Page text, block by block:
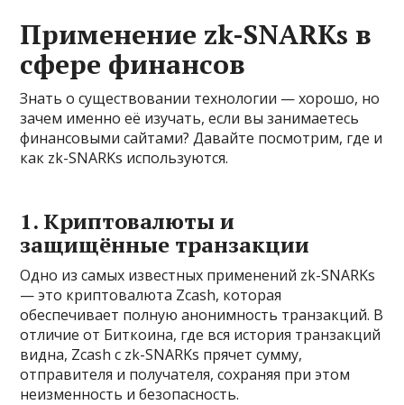
Применение zk-SNARKs в
сфере финансов
Знать о существовании технологии — хорошо, но
зачем именно её изучать, если вы занимаетесь
финансовыми сайтами? Давайте посмотрим, где и
как zk-SNARKs используются.
1. Криптовалюты и
защищённые транзакции
Одно из самых известных применений zk-SNARKs
— это криптовалюта Zcash, которая
обеспечивает полную анонимность транзакций. В
отличие от Биткоина, где вся история транзакций
видна, Zcash с zk-SNARKs прячет сумму,
отправителя и получателя, сохраняя при этом
неизменность и безопасность.